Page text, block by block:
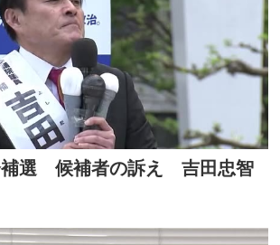
選 候補者の訴え 吉田忠智